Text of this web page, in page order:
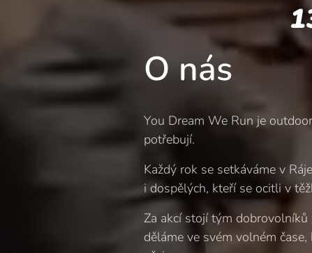
13.-
O nás
You Dream We Run je
potřebují.
Každý rok se setkáváme v
i dospělých, kteří se ocitli v
Za akcí stojí tým
děláme ve svém volném